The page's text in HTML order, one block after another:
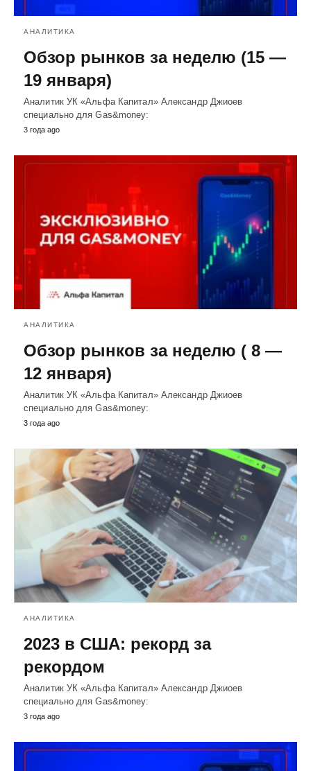
АНАЛИТИКА
Обзор рынков за неделю (15 —
19 января)
Аналитик УК «Альфа Капитал» Александр Джиоев
специально для Gas&money:
3 года ago
АНАЛИТИКА
Обзор рынков за неделю ( 8 —
12 января)
Аналитик УК «Альфа Капитал» Александр Джиоев
специально для Gas&money:
3 года ago
АНАЛИТИКА
2023 в США: рекорд за
рекордом
Аналитик УК «Альфа Капитал» Александр Джиоев
специально для Gas&money:
3 года ago